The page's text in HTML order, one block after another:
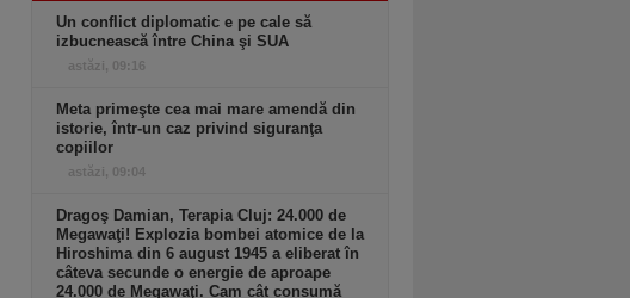
Un conflict diplomatic e pe cale să
izbucnească între China şi SUA
astăzi, 09:16
Meta primeşte cea mai mare amendă din
istorie, într-un caz privind siguranţa
copiilor
astăzi, 09:04
Dragoş Damian, Terapia Cluj: 24.000 de
Megawaţi! Explozia bombei atomice de la
Hiroshima din 6 august 1945 a eliberat în
câteva secunde o energie de aproape
24.000 de Megawaţi. Cam cât consumă